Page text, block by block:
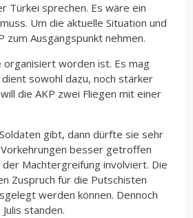
Türkei sprechen. Es wäre ein
Um die aktuelle Situation und
Ausgangspunkt nehmen.
organisiert worden ist. Es mag
sowohl dazu, noch stärker
die AKP zwei Fliegen mit einer
gibt, dann dürfte sie sehr
besser getroffen
der Machtergreifung involviert. Die
Zuspruch für die Putschisten
werden können. Dennoch
standen.